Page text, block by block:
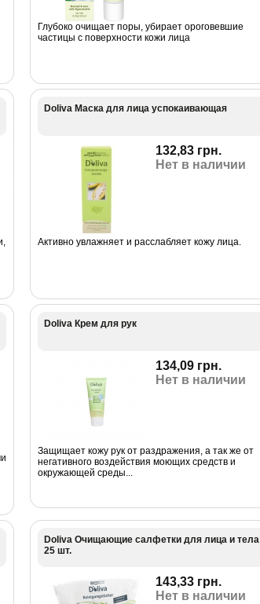
Глубоко очищает поры, убирает ороговевшие
частицы с поверхности кожи лица
Doliva Маска для лица успокаивающая
132,83 грн.
Нет в наличии
Активно увлажняет и расслабляет кожу лица.
Doliva Крем для рук
134,09 грн.
Нет в наличии
Защищает кожу рук от раздражения, а так же от
негативного воздействия моющих средств и
окружающей среды...
Doliva Очищающие салфетки для лица и тела
25 шт.
143,33 грн.
Нет в наличии